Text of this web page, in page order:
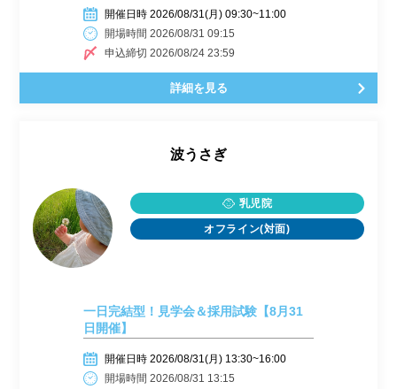
開催日時 2026/08/31(月) 09:30~11:00
開場時間 2026/08/31 09:15
申込締切 2026/08/24 23:59
詳細を見る
波うさぎ
乳児院
オフライン(対面)
一日完結型！見学会＆採用試験【8月31
日開催】
開催日時 2026/08/31(月) 13:30~16:00
開場時間 2026/08/31 13:15